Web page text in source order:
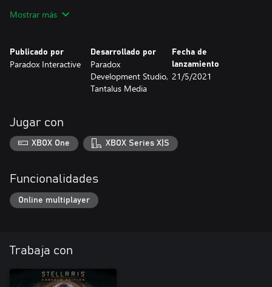
Mostrar más
Publicado por
Paradox Interactive
Desarrollado por
Paradox
Development Studio,
Tantalus Media
Fecha de
lanzamiento
21/5/2021
Jugar con
XBOX One XBOX Series X|S
Funcionalidades
Online multiplayer
Trabaja con